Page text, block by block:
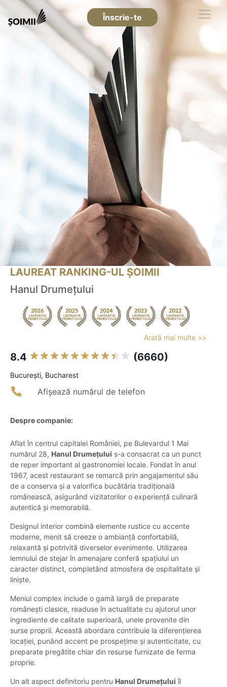
Înscrie-te
LAUREAT RANKING-UL ȘOIMII
Hanul Drumețului
Arată mai multe >>
8.4 (6660)
Bucureşti, Bucharest
Afișează numărul de telefon
Despre companie:
Aflat în centrul capitalei României, pe Bulevardul 1 Mai
numărul 28, Hanul Drumețului s-a consacrat ca un punct
de reper important al gastronomiei locale. Fondat în anul
1967, acest restaurant se remarcă prin angajamentul său
de a conserva și a valorifica bucătăria tradițională
românească, asigurând vizitatorilor o experiență culinară
autentică și memorabilă.
Designul interior combină elemente rustice cu accente
moderne, menit să creeze o ambianță confortabilă,
relaxantă și potrivită diverselor evenimente. Utilizarea
lemnului de stejar în amenajare conferă spațiului un
caracter distinct, completând atmosfera de ospitalitate și
liniște.
Meniul complex include o gamă largă de preparate
românești clasice, readuse în actualitate cu ajutorul unor
ingrediente de calitate superioară, unele provenite din
surse proprii. Această abordare contribuie la diferențierea
locației, punând accent pe prospețime și autenticitate, cu
preparate pregătite chiar din resurse furnizate de ferma
proprie.
Un alt aspect definitoriu pentru Hanul Drumețului îl